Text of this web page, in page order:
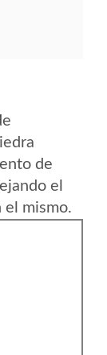
de
el
el mismo.